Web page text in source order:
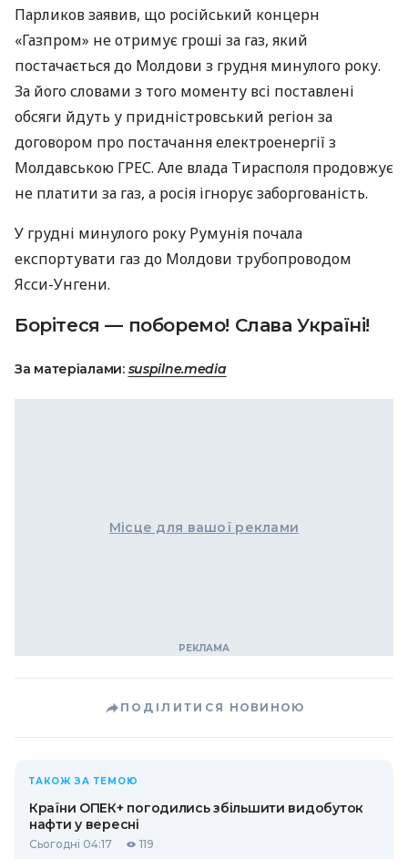
Парликов заявив, що російський концерн
«Газпром» не отримує гроші за газ, який
постачається до Молдови з грудня минулого року.
За його словами з того моменту всі поставлені
обсяги йдуть у придністровський регіон за
договором про постачання електроенергії з
Молдавською ГРЕС. Але влада Тирасполя продовжує
не платити за газ, а росія ігнорує заборгованість.
У грудні минулого року Румунія почала
експортувати газ до Молдови трубопроводом
Ясси-Унгени.
Борітеся — поборемо! Слава Україні!
За матеріалами: suspilne.media
Місце для вашої реклами
ПОДІЛИТИСЯ НОВИНОЮ
ТАКОЖ ЗА ТЕМОЮ
Країни ОПЕК+ погодились збільшити видобуток
нафти у вересні
Сьогодні 04:17 119